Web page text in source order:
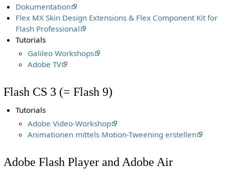
Dokumentation
Flex MX Skin Design Extensions & Flex Component Kit for
Flash Professional
Tutorials
Galileo Workshops
Adobe TV
Flash CS 3 (= Flash 9)
Tutorials
Adobe Video-Workshop
Animationen mittels Motion-Tweening erstellen
Adobe Flash Player and Adobe Air